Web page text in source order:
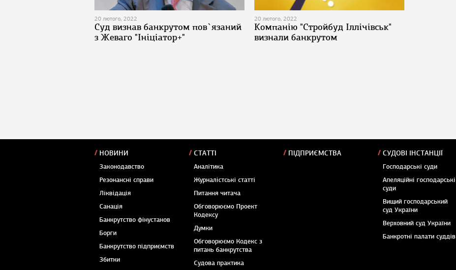
20 лютого, 2022
Суд визнав банкрутом пов`язаний
з Жеваго "Ініціатор+"
20 лютого, 2022
Компанію "Стройбуд Іллічівськ"
визнали банкрутом
НОВИНИ
Законодавство
Резонансні справи
Ліквідація
Санація
Банкрутство фінустанов
Борги
Банкрутство підприємств
Збитки
СТАТТІ
Аналітика
Журналістські статті
Питання читача
Обговорюємо Проект
Кодексу
Думки
Обговорюємо Кодекс з
питань банкрутства
Судова практика
ПІДПРИЄМСТВА СУДОВІ ІНСТАНЦІЇ
Господарські суди
Апеляційні господарські
суди
Вищий господарський
суд України
Верховний суд України
Банкротні палати суддів